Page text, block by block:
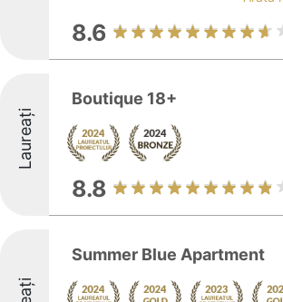
8.6
Laureați
Boutique 18+
8.8
Summer Blue Apartment